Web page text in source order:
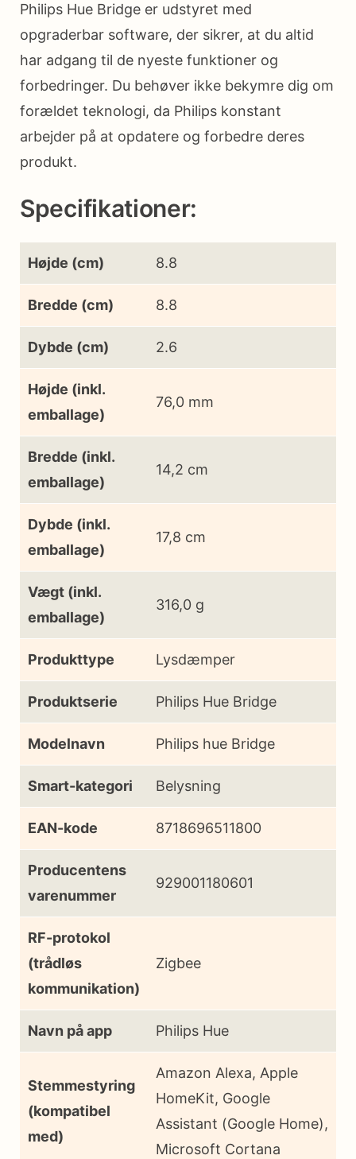
Philips Hue Bridge er udstyret med
opgraderbar software, der sikrer, at du altid
har adgang til de nyeste funktioner og
forbedringer. Du behøver ikke bekymre dig om
forældet teknologi, da Philips konstant
arbejder på at opdatere og forbedre deres
produkt.
Specifikationer:
Højde (cm) 8.8
Bredde (cm) 8.8
Dybde (cm) 2.6
Højde (inkl.
emballage)
76,0 mm
Bredde (inkl.
emballage)
14,2 cm
Dybde (inkl.
emballage)
17,8 cm
Vægt (inkl.
emballage)
316,0 g
Produkttype Lysdæmper
Produktserie Philips Hue Bridge
Modelnavn Philips hue Bridge
Smart-kategori Belysning
EAN-kode 8718696511800
Producentens
varenummer
929001180601
RF-protokol
(trådløs
kommunikation)
Zigbee
Navn på app Philips Hue
Stemmestyring
(kompatibel
med)
Amazon Alexa, Apple
HomeKit, Google
Assistant (Google Home),
Microsoft Cortana